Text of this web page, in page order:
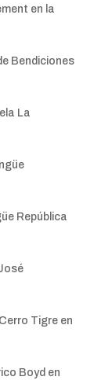
en la
Bendiciones
La
República
Tigre en
Boyd en